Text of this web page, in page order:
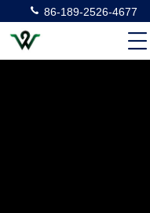
86-189-2526-4677